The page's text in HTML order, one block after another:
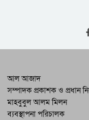
আল আজাদ
সম্পাদক প্রকাশক ও প্রধান
মাহবুবুল আলম মিলন
ব্যবস্থাপনা পরিচালক